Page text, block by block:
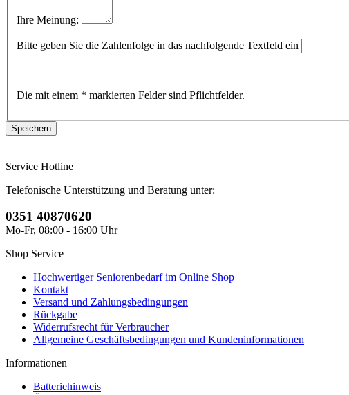
Ihre Meinung:
Bitte geben Sie die Zahlenfolge in das nachfolgende Textfeld ein
Die mit einem * markierten Felder sind Pflichtfelder.
Service Hotline
Telefonische Unterstützung und Beratung unter:
0351 40870620
Mo-Fr, 08:00 - 16:00 Uhr
Shop Service
Hochwertiger Seniorenbedarf im Online Shop
Kontakt
Versand und Zahlungsbedingungen
Rückgabe
Widerrufsrecht für Verbraucher
Allgemeine Geschäftsbedingungen und Kundeninformationen
Informationen
Batteriehinweis